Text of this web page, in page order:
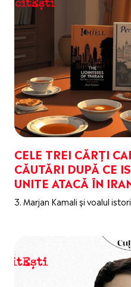
CELE TREI CĂRȚI
CĂUTĂRI DUPĂ CE
UNITE ATACĂ ÎN
3. Marjan Kamali și voalul